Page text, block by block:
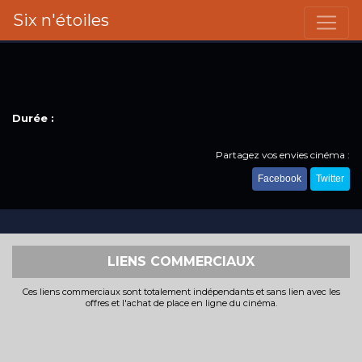
Six n'étoiles
Durée :
Partagez vos envies cinéma :
Facebook Twitter
LIENS COMMERCIAUX
Ces liens commerciaux sont totalement indépendants et sans lien avec les
offres et l'achat de place en ligne du cinéma.